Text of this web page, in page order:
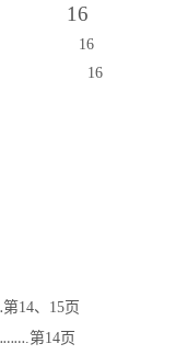
16
16
16
第14、15页
.第14页